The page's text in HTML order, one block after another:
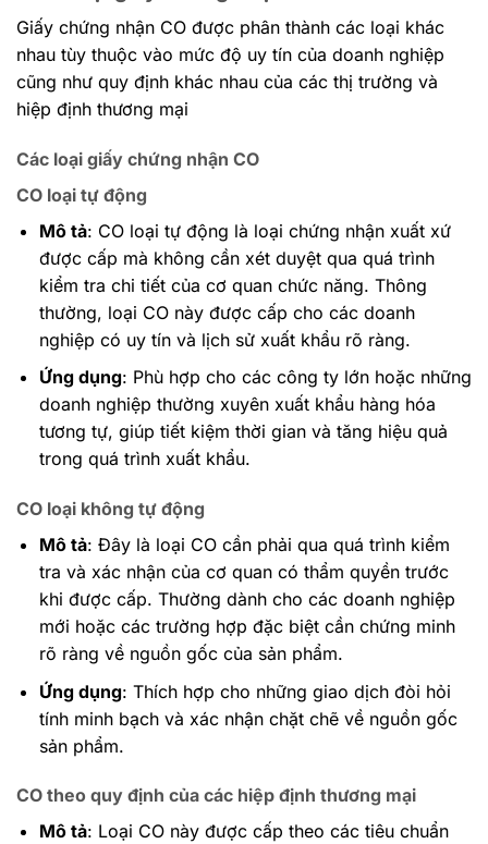
Giấy chứng nhận CO được phân thành các loại khác
nhau tùy thuộc vào mức độ uy tín của doanh nghiệp
cũng như quy định khác nhau của các thị trường và
hiệp định thương mại
Các loại giấy chứng nhận CO
CO loại tự động
Mô tả: CO loại tự động là loại chứng nhận xuất xứ
được cấp mà không cần xét duyệt qua quá trình
kiểm tra chi tiết của cơ quan chức năng. Thông
thường, loại CO này được cấp cho các doanh
nghiệp có uy tín và lịch sử xuất khẩu rõ ràng.
Ứng dụng: Phù hợp cho các công ty lớn hoặc những
doanh nghiệp thường xuyên xuất khẩu hàng hóa
tương tự, giúp tiết kiệm thời gian và tăng hiệu quả
trong quá trình xuất khẩu.
CO loại không tự động
Mô tả: Đây là loại CO cần phải qua quá trình kiểm
tra và xác nhận của cơ quan có thẩm quyền trước
khi được cấp. Thường dành cho các doanh nghiệp
mới hoặc các trường hợp đặc biệt cần chứng minh
rõ ràng về nguồn gốc của sản phẩm.
Ứng dụng: Thích hợp cho những giao dịch đòi hỏi
tính minh bạch và xác nhận chặt chẽ về nguồn gốc
sản phẩm.
CO theo quy định của các hiệp định thương mại
Mô tả: Loại CO này được cấp theo các tiêu chuẩn